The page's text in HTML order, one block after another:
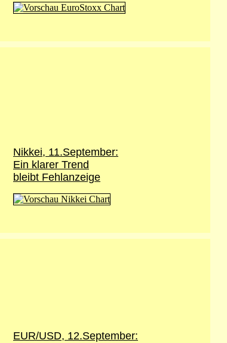
Nikkei, 11.September:
Ein klarer Trend
bleibt Fehlanzeige
EUR/USD, 12.September: